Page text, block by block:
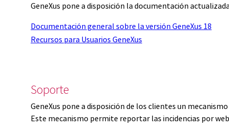
GeneXus pone a disposición la documentación
Documentación general sobre la versión GeneXus 18
Recursos para Usuarios GeneXus
Soporte
GeneXus pone a disposición de los clientes un
Este mecanismo permite reportar las incidencias por